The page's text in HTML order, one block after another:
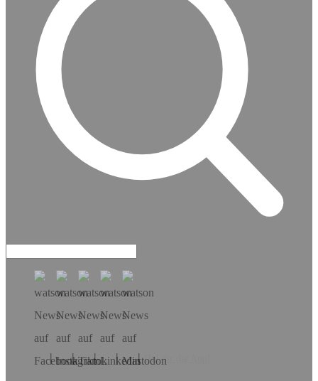
Hol dir die App!